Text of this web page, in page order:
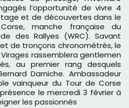
l’opportunité de vivre 4
et de découvertes dans le
manche française du
des Rallyes (WRC). Savant
de tronçons chronométrés, le
Virages rassemblera gentlemen
au premier rang desquels
Darniche. Ambassadeur
vainqueur du Tour de Corse
le mercredi 3 février à
les passionnés